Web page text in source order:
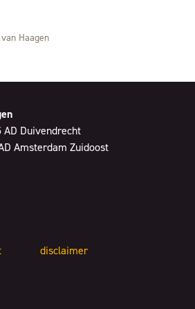
Haagen
Duivendrecht
Amsterdam Zuidoost
disclaimer